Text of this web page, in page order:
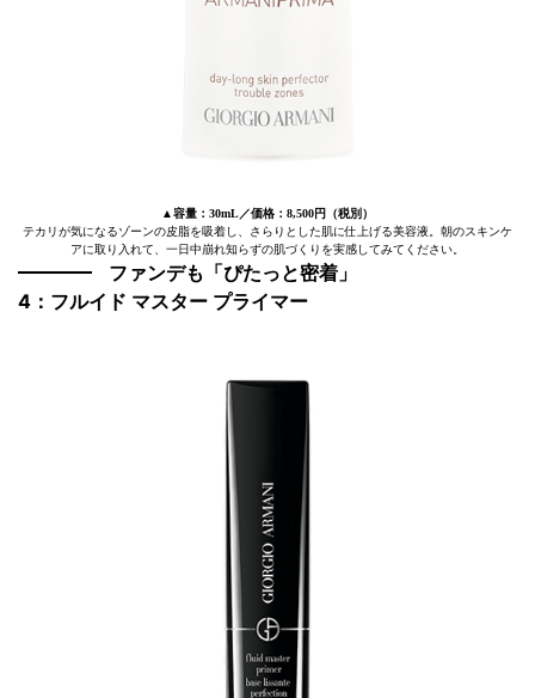
▲容量：30mL／価格：8,500円（税別）
テカリが気になるゾーンの皮脂を吸着し、さらりとした肌に仕上げる美容液。朝のスキンケ
アに取り入れて、一日中崩れ知らずの肌づくりを実感してみてください。
ファンデも「ぴたっと密着」
4：フルイド マスター プライマー